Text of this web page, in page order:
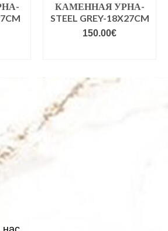
КАМЕННАЯ УРНА-
STEEL GREY-18X27CM
150.00€